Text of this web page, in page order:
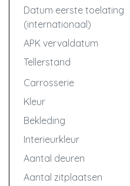
Datum eerste toelating
(internationaal)
APK vervaldatum
Tellerstand
Carrosserie
Kleur
Bekleding
Interieurkleur
Aantal deuren
Aantal zitplaatsen